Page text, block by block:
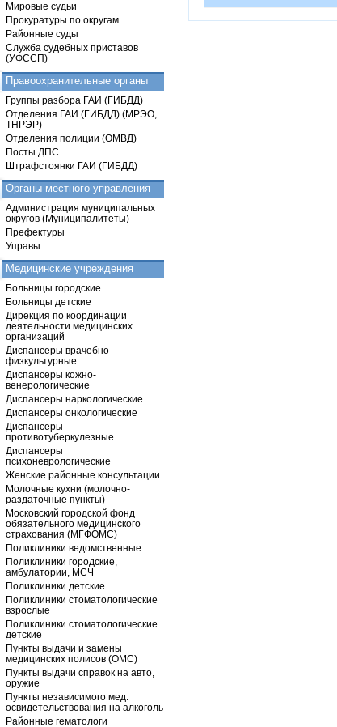
Мировые судьи
Прокуратуры по округам
Районные суды
Служба судебных приставов
(УФССП)
Правоохранительные органы
Группы разбора ГАИ (ГИБДД)
Отделения ГАИ (ГИБДД) (МРЭО,
ТНРЭР)
Отделения полиции (ОМВД)
Посты ДПС
Штрафстоянки ГАИ (ГИБДД)
Органы местного управления
Администрация муниципальных
округов (Муниципалитеты)
Префектуры
Управы
Медицинские учреждения
Больницы городские
Больницы детские
Дирекция по координации
деятельности медицинских
организаций
Диспансеры врачебно-
физкультурные
Диспансеры кожно-
венерологические
Диспансеры наркологические
Диспансеры онкологические
Диспансеры
противотуберкулезные
Диспансеры
психоневрологические
Женские районные консультации
Молочные кухни (молочно-
раздаточные пункты)
Московский городской фонд
обязательного медицинского
страхования (МГФОМС)
Поликлиники ведомственные
Поликлиники городские,
амбулатории, МСЧ
Поликлиники детские
Поликлиники стоматологические
взрослые
Поликлиники стоматологические
детские
Пункты выдачи и замены
медицинских полисов (ОМС)
Пункты выдачи справок на авто,
оружие
Пункты независимого мед.
освидетельствования на алкоголь
Районные гематологи